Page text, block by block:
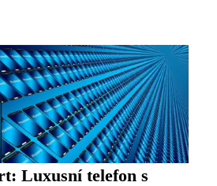
Luxusní telefon s